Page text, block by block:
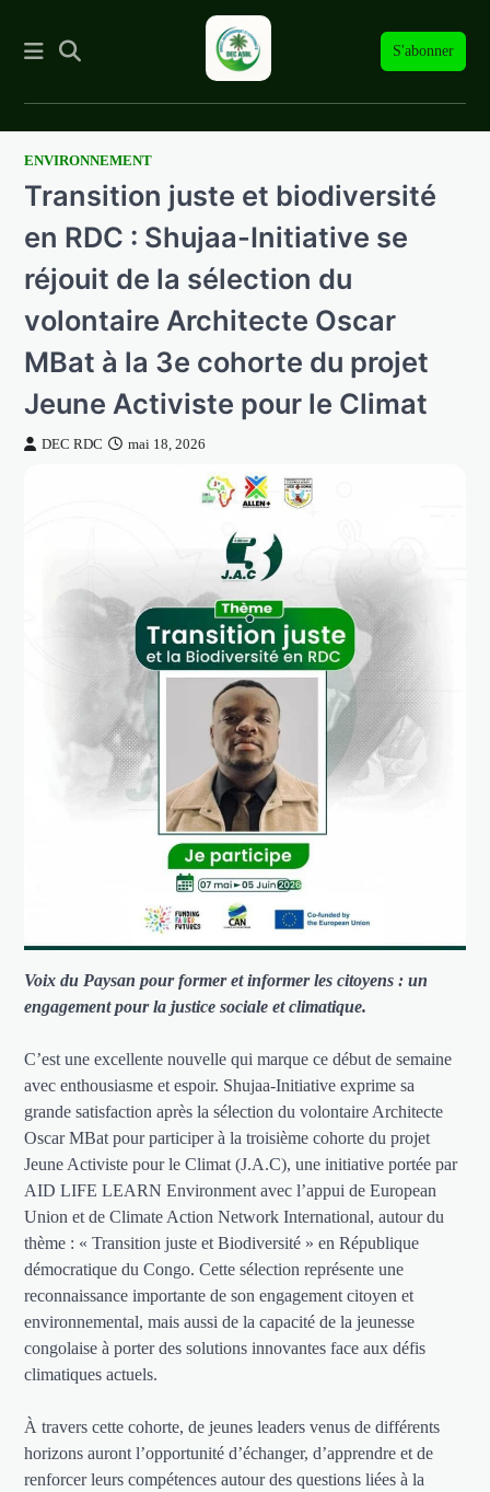
S'abonner
SkipENVIRONNEMENT
Transition juste et biodiversité
en RDC : Shujaa-Initiative se
réjouit de la sélection du
volontaire Architecte Oscar
MBat à la 3e cohorte du projet
Jeune Activiste pour le Climat
DEC RDC mai 18, 2026
Voix du Paysan pour former et informer les citoyens : un
engagement pour la justice sociale et climatique.
C’est une excellente nouvelle qui marque ce début de semaine
avec enthousiasme et espoir. Shujaa-Initiative exprime sa
grande satisfaction après la sélection du volontaire Architecte
Oscar MBat pour participer à la troisième cohorte du projet
Jeune Activiste pour le Climat (J.A.C), une initiative portée par
AID LIFE LEARN Environment avec l’appui de European
Union et de Climate Action Network International, autour du
thème : « Transition juste et Biodiversité » en République
démocratique du Congo. Cette sélection représente une
reconnaissance importante de son engagement citoyen et
environnemental, mais aussi de la capacité de la jeunesse
congolaise à porter des solutions innovantes face aux défis
climatiques actuels.
À travers cette cohorte, de jeunes leaders venus de différents
horizons auront l’opportunité d’échanger, d’apprendre et de
renforcer leurs compétences autour des questions liées à la